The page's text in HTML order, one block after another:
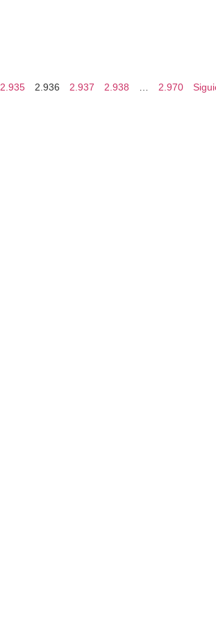
2.935 2.936 2.937 2.938 2.970